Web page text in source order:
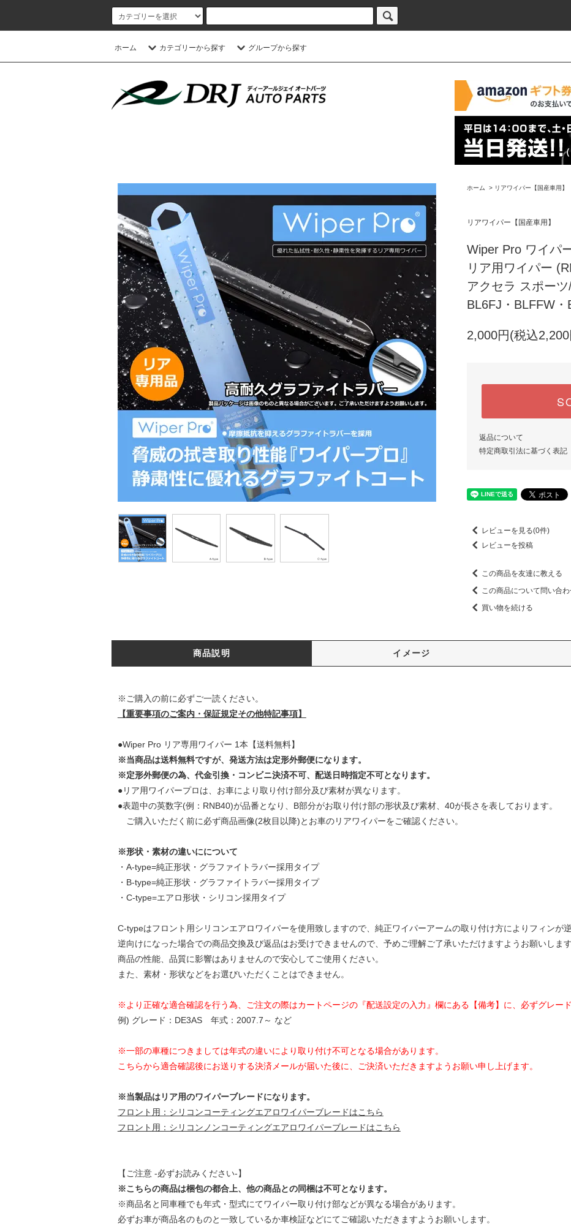
ホーム カテゴリーから探す グループから探す
ホーム > リアワイパー【国産車用】
リアワイパー【国産車用】
Wiper Pro ワイパ
リア用ワイパー
アクセラ スポー
BL6FJ・BLFFW・
2,000円(税込
返品について
特定商取引法に基づく表記
レビューを見る(0件)
レビューを投稿
この商品を友達に教える
この商品について問い合わ
買い物を続ける
商品説明 イメージ
※ご購入の前に必ずご一読ください。
【重要事項のご案内・保証規定その他特記事項】
●Wiper Pro リア専用ワイパー 1本【送料無料】
※当商品は送料無料ですが、発送方法は定形外郵便になります。
※定形外郵便の為、代金引換・コンビニ決済不可、配送日時指定不可となります。
●リア用ワイパープロは、お車により取り付け部分及び素材が異なります。
●表題中の英数字(例：RNB40)が品番となり、B部分がお取り付け部の形状及び素材、40が長さを表しております。
ご購入いただく前に必ず商品画像(2枚目以降)とお車のリアワイパーをご確認ください。
※形状・素材の違いにについて
・A-type=純正形状・グラファイトラバー採用タイプ
・B-type=純正形状・グラファイトラバー採用タイプ
・C-type=エアロ形状・シリコン採用タイプ
C-typeはフロント用シリコンエアロワイパーを使用致しますので、純正ワイパーアームの取り付け方によりフィンが
逆向けになった場合での商品交換及び返品はお受けできませんので、予めご理解ご了承いただけますようお願いします
商品の性能、品質に影響はありませんので安心してご使用ください。
また、素材・形状などをお選びいただくことはできません。
※より正確な適合確認を行う為、ご注文の際はカートページの『配送設定の入力』欄にある【備考】に、必ずグレー
例) グレード：DE3AS 年式：2007.7～ など
※一部の車種につきましては年式の違いにより取り付け不可となる場合があります。
こちらから適合確認後にお送りする決済メールが届いた後に、ご決済いただきますようお願い申し上げます。
※当製品はリア用のワイパーブレードになります。
フロント用：シリコンコーティングエアロワイパーブレードはこちら
フロント用：シリコンノンコーティングエアロワイパーブレードはこちら
【ご注意 -必ずお読みください-】
※こちらの商品は梱包の都合上、他の商品との同梱は不可となります。
※商品名と同車種でも年式・型式にてワイパー取り付け部などが異なる場合があります。
必ずお車が商品名のものと一致しているか車検証などにてご確認いただきますようお願いします。